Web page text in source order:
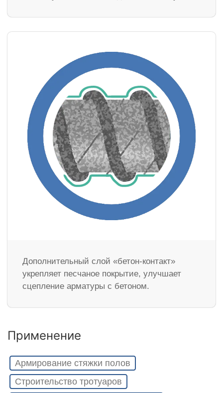
Дополнительный слой «бетон-контакт»
укрепляет песчаное покрытие, улучшает
сцепление арматуры с бетоном.
Применение
Армирование стяжки полов
Строительство тротуаров